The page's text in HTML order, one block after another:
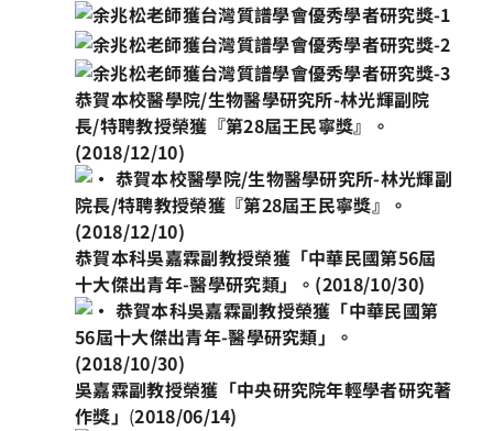
恭賀本校醫學院/生物醫學研究所-林光輝副院
長/特聘教授榮獲『第28屆王民寧獎』。
(2018/12/10)
恭賀本科吳嘉霖副教授榮獲「中華民國第56屆
十大傑出青年-醫學研究類」。(2018/10/30)
吳嘉霖副教授榮獲「中央研究院年輕學者研究著
作獎」 (2018/06/14)